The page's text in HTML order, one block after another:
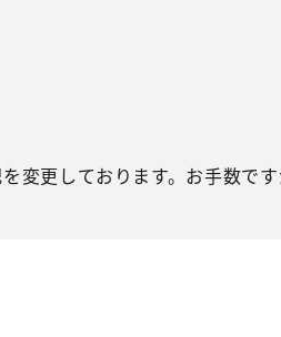
変更しております。お手数で